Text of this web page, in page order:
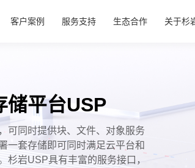
客户案例 服务支持 生态合作 关于杉
储平台USP
可同时提供块、文件、对象服务
一套存储即可同时满足云平台和
杉岩USP具有丰富的服务接口，